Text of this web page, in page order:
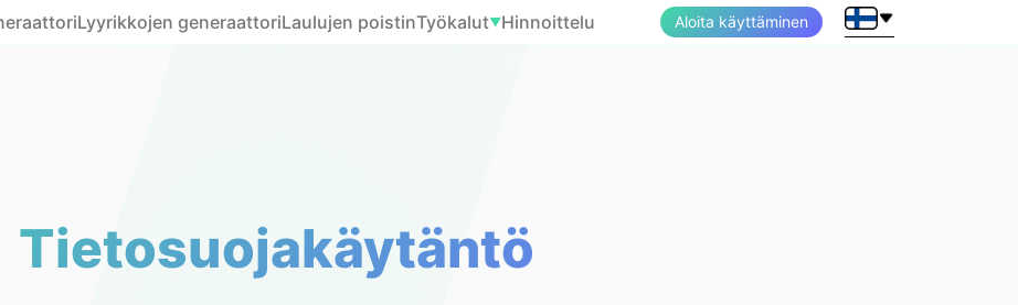
Lyyrikkojen generaattoriLaulujen poistinTyökalut▼Hinnoittelu Aloita käyttäminen
Tietosuojakäytäntö